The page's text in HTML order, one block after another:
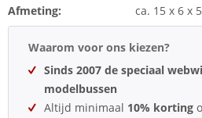
Afmeting:
ca. 15 x 6 x
Waarom voor ons kiezen?
Sinds 2007 de speciaal
modelbussen
Altijd minimaal 10% korting